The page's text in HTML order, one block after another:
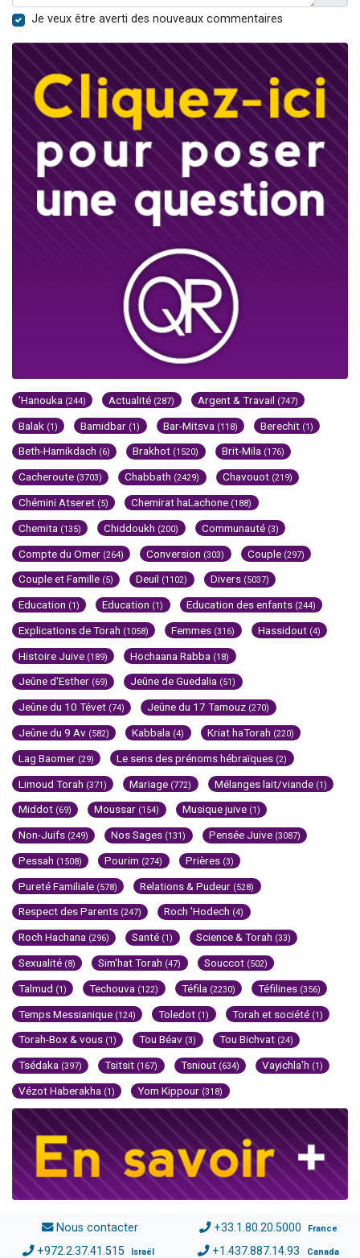
Je veux être averti des nouveaux commentaires
'Hanouka (244) Actualité (287) Argent & Travail (747)
Balak (1) Bamidbar (1) Bar-Mitsva (118) Berechit (1)
Beth-Hamikdach (6) Brakhot (1520) Brit-Mila (176)
Cacheroute (3703) Chabbath (2429) Chavouot (219)
Chémini Atseret (5) Chemirat haLachone (188)
Chemita (135) Chiddoukh (200) Communauté (3)
Compte du Omer (264) Conversion (303) Couple (297)
Couple et Famille (5) Deuil (1102) Divers (5037)
Education (1) Education (1) Education des enfants (244)
Explications de Torah (1058) Femmes (316) Hassidout (4)
Histoire Juive (189) Hochaana Rabba (18)
Jeûne d'Esther (69) Jeûne de Guedalia (51)
Jeûne du 10 Tévet (74) Jeûne du 17 Tamouz (270)
Jeûne du 9 Av (582) Kabbala (4) Kriat haTorah (220)
Lag Baomer (29) Le sens des prénoms hébraïques (2)
Limoud Torah (371) Mariage (772) Mélanges lait/viande (1)
Middot (69) Moussar (154) Musique juive (1)
Non-Juifs (249) Nos Sages (131) Pensée Juive (3087)
Pessah (1508) Pourim (274) Prières (3)
Pureté Familiale (578) Relations & Pudeur (528)
Respect des Parents (247) Roch 'Hodech (4)
Roch Hachana (296) Santé (1) Science & Torah (33)
Sexualité (8) Sim'hat Torah (47) Souccot (502)
Talmud (1) Techouva (122) Téfila (2230) Téfilines (356)
Temps Messianique (124) Toledot (1) Torah et société (1)
Torah-Box & vous (1) Tou Béav (3) Tou Bichvat (24)
Tsédaka (397) Tsitsit (167) Tsniout (634) Vayichla'h (1)
Vézot Haberakha (1) Yom Kippour (318)
Nous contacter +33.1.80.20.5000 France
+972.2.37.41.515 Israël +1.437.887.14.93 Canada